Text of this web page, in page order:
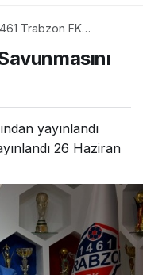
ÇALIŞMALARI
Trabzon FK
yayınlandı
26 Haziran